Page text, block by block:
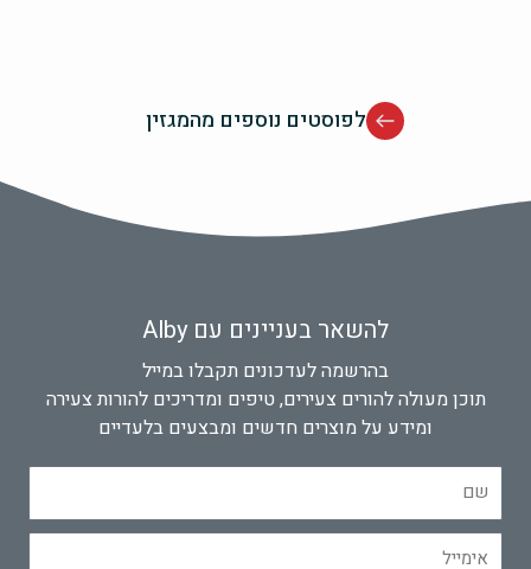
לפוסטים נוספים מהמגזין
להשאר בעניינים עם Alby
בהרשמה לעדכונים תקבלו במייל
תוכן מעולה להורים צעירים, טיפים ומדריכים להורות צעירה
ומידע על מוצרים חדשים ומבצעים בלעדיים